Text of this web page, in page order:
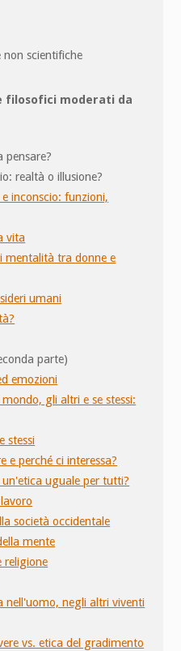
non scientifiche
filosofici moderati da
pensare?
realtà o illusione?
inconscio: funzioni,
vita
mentalità tra donne e
umani
parte)
emozioni
gli altri e se stessi:
stessi
e perché ci interessa?
uguale per tutti?
società occidentale
mente
religione
nell'uomo, negli altri viventi
vs. etica del gradimento